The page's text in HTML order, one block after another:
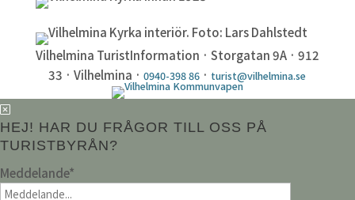
Vilhelmina TuristInformation · Storgatan 9A · 912
33 · Vilhelmina ·0940-398 86 · turist@vilhelmina.se
HEJ! HAR DU FRÅGOR TILL OSS PÅ
TURISTBYRÅN?
Meddelande*